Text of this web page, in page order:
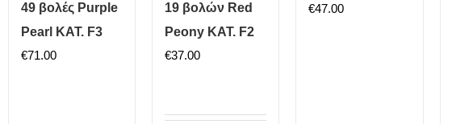
49 βολές Purple
Pearl ΚΑΤ. F3
€71.00
19 βολών Red
Peony ΚΑΤ. F2
€37.00
€47.00